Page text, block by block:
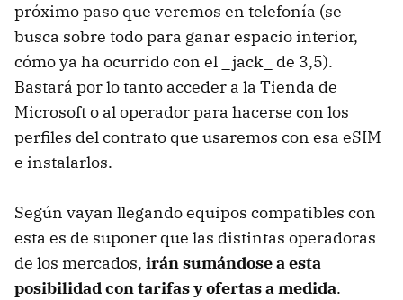
próximo paso que veremos en telefonía (se
busca sobre todo para ganar espacio interior,
cómo ya ha ocurrido con el _jack_ de 3,5).
Bastará por lo tanto acceder a la Tienda de
Microsoft o al operador para hacerse con los
perfiles del contrato que usaremos con esa eSIM
e instalarlos.
Según vayan llegando equipos compatibles con
esta es de suponer que las distintas operadoras
de los mercados, irán sumándose a esta
posibilidad con tarifas y ofertas a medida.